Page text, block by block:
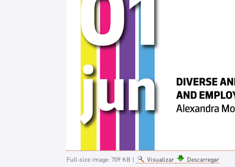
Full-size image: 709 KB | Visualizar Descarregar